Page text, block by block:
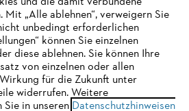
Cookies
WIRD NICHT
den wir noch nicht unterstützen. Für
Seite empfehlen wir Ihnen, zu
zu wechseln:
„Alle ablehnen“, verweigern Sie
unbedingt erforderlichen
können Sie einzelnen
diese ablehnen. Sie können Ihre
von einzelnen oder allen
für die Zukunft unter
widerrufen. Weitere
in unseren Datenschutzhinweisen